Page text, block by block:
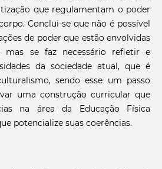
que regulamentam o poder
Conclui-se que não é possível
de poder que estão envolvidas
mas se faz necessário refletir e
da sociedade atual, que é
sendo esse um passo
uma construção curricular que
na área da Educação Física
potencialize suas coerências.